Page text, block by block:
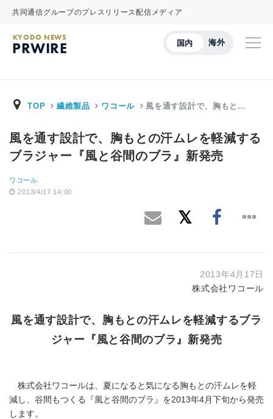
共同通信グループのプレスリリース配信メディア
国内 海外
KYODO NEWS
PRWIRE
TOP 繊維製品 ワコール 風を通す設計で、胸もと…
風を通す設計で、胸もとの汗ムレを軽減する
ブラジャー『風と谷間のブラ』新発売
ワコール
2013/4/17 14:00
2013年4月17日
株式会社ワコール
風を通す設計で、胸もとの汗ムレを軽減するブラ
ジャー『風と谷間のブラ』新発売
株式会社ワコールは、夏になると気になる胸もとの汗ムレを軽
減し、谷間もつくる『風と谷間のブラ』を2013年4月下旬から発売
します。